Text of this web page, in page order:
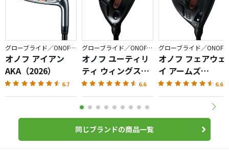
グローブライド／ONOFF AKA
オノフ アイアン
AKA（2026）
6.7
グローブライド／ONOFF AKA
オノフ ユーティリ
ティ ウィングス
AKA（2026）
6.6
オノフ フェアウェ
イ アームズ
AKA（2026）
6.6
同じブランドの商品一覧